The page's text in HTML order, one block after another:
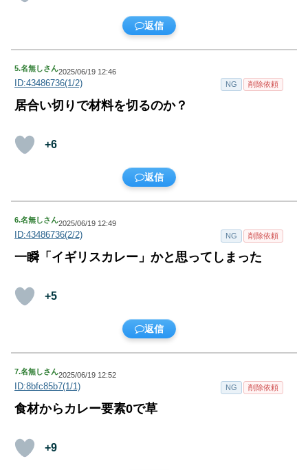
返信
5.名無しさん2025/06/19 12:46
ID:43486736(1/2) NG 削除依頼
居合い切りで材料を切るのか？
+6
返信
6.名無しさん2025/06/19 12:49
ID:43486736(2/2) NG 削除依頼
一瞬「イギリスカレー」かと思ってしまった
+5
返信
7.名無しさん2025/06/19 12:52
ID:8bfc85b7(1/1) NG 削除依頼
食材からカレー要素0で草
+9